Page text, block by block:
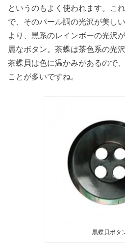
というのもよく使われます。こ
で、そのパール調の光沢が美し
より、黒系のレインボーの光沢
麗なボタン。茶蝶は茶色系の光
茶蝶貝は色に温かみがあるので
ことが多いですね。
黒蝶貝ボタ